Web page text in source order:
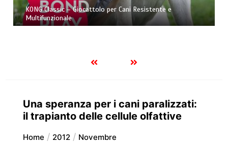
per Cani Resistente e
Ansia da separazione nel
affrontarla al meglio!
Una speranza per i cani paralizzati:
il trapianto delle cellule olfattive
Home 2012 Novembre